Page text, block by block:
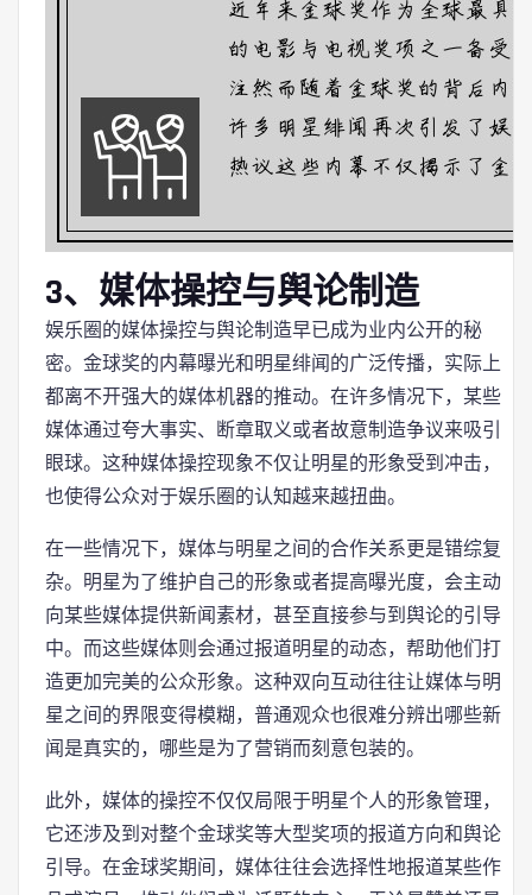
3、媒体操控与舆论制造
娱乐圈的媒体操控与舆论制造早已成为业内公开的秘
密。金球奖的内幕曝光和明星绯闻的广泛传播，实际上
都离不开强大的媒体机器的推动。在许多情况下，某些
媒体通过夸大事实、断章取义或者故意制造争议来吸引
眼球。这种媒体操控现象不仅让明星的形象受到冲击，
也使得公众对于娱乐圈的认知越来越扭曲。
在一些情况下，媒体与明星之间的合作关系更是错综复
杂。明星为了维护自己的形象或者提高曝光度，会主动
向某些媒体提供新闻素材，甚至直接参与到舆论的引导
中。而这些媒体则会通过报道明星的动态，帮助他们打
造更加完美的公众形象。这种双向互动往往让媒体与明
星之间的界限变得模糊，普通观众也很难分辨出哪些新
闻是真实的，哪些是为了营销而刻意包装的。
此外，媒体的操控不仅仅局限于明星个人的形象管理，
它还涉及到对整个金球奖等大型奖项的报道方向和舆论
引导。在金球奖期间，媒体往往会选择性地报道某些作